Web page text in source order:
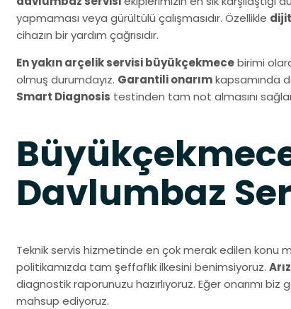
yapmaması veya gürültülü çalışmasıdır. Özellikle
cihazın bir yardım çağrısıdır.
En yakın arçelik servisi büyükçekmecebirimi
olmuş durumdayız. Garantili onarımkapsamında
Smart Diagnosis testinden tam not almasını
Davlumbaz
Teknik servis hizmetinde en çok merak edilen konu
politikamızda tam şeffaflık ilkesini benimsiyoruz.
diagnostik raporunuzu hazırlıyoruz. Eğer onarımı
mahsup ediyoruz.